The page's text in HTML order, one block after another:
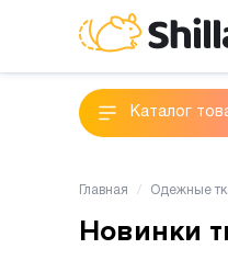
Каталог
Главная Одежные
Новинки